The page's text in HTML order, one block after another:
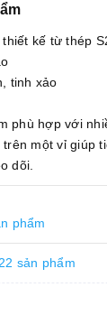
kế từ thép
tinh xảo
phù hợp với
một vỉ giúp
dõi.
phẩm
sản phẩm